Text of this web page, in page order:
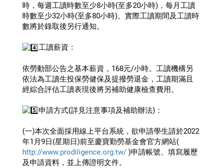
時，每週工讀時數至少8小時(至多20小時)，每月工讀
時數至少32小時(至多80小時)。實際工讀期間及工讀時
數將於錄取後另行通知。
️工讀薪資：
依勞動部公告之基本薪資，168元/小時。工讀機構另
依法為工讀生投保勞健保及提撥勞退金，工讀期滿且
經綜合評估工讀表現後將另補助健康檢查費用。
️申請方式(詳見注意事項及補助辦法)：
(一)本次全面採用線上平台系統，欲申請學生請於2022
http://www.prodiligence.org.tw/ )申請帳號、填寫履歷
及申請資料，並上傳證明文件。